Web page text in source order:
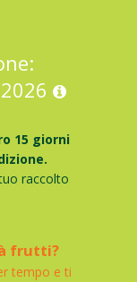
15 giorni
raccolto
frutti?
tempo e ti